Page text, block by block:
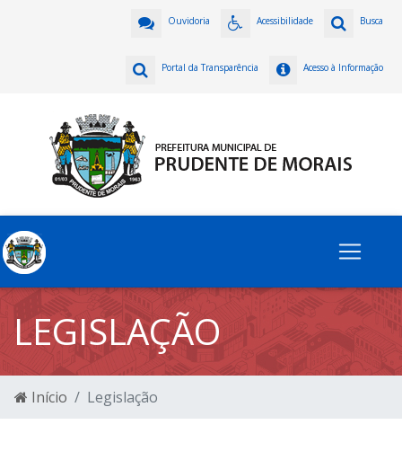
Busca
Acessibilidade
Ouvidoria
Acesso à Informação
Portal da Transparência
LEGISLAÇÃO
Início Legislação